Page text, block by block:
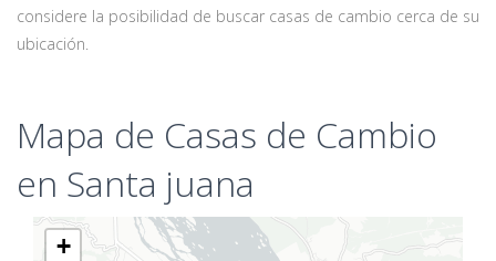
considere la posibilidad de buscar casas de cambio cerca de su
ubicación.
Mapa de Casas de Cambio
en Santa juana
+